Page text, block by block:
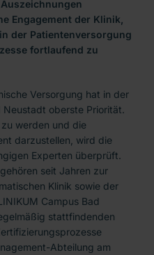
Engagement der Klinik,
der Patientenversorgung
fortlaufend zu
Versorgung hat in der
Neustadt oberste Priorität.
werden und die
darzustellen, wird die
Experten überprüft.
seit Jahren zur
Klinik sowie der
Campus Bad
stattfindenden
Abteilung am